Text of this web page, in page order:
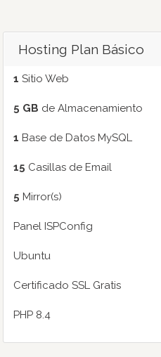
Hosting Plan Básico
1 Sitio Web
5 GB de Almacenamiento
1 Base de Datos MySQL
15 Casillas de Email
5 Mirror(s)
Panel ISPConfig
Ubuntu
Certificado SSL Gratis
PHP 8.4